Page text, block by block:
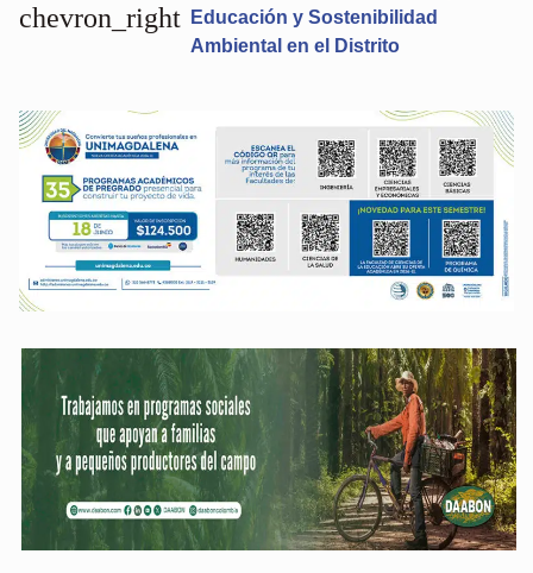
Educación y Sostenibilidad
Ambiental en el Distrito
chevron_right